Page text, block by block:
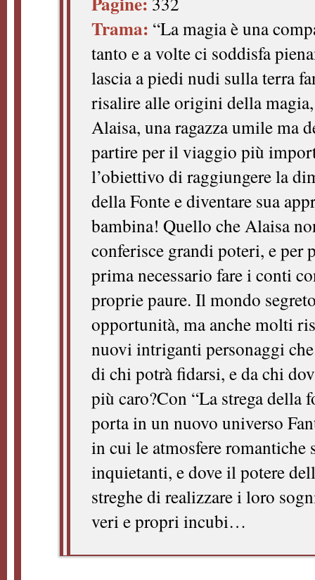
Trama: “La magia è una
tanto e a volte ci soddisfa
lascia a piedi nudi sulla terra
risalire alle origini della
Alaisa, una ragazza umile ma
partire per il viaggio più
l’obiettivo di raggiungere la
della Fonte e diventare sua
bambina! Quello che Alaisa
conferisce grandi poteri, e per
prima necessario fare i conti
proprie paure. Il mondo
opportunità, ma anche molti
nuovi intriganti personaggi
di chi potrà fidarsi, e da chi
più caro?Con “La strega della
porta in un nuovo universo
in cui le atmosfere romantiche
inquietanti, e dove il potere
streghe di realizzare i loro
veri e propri incubi…